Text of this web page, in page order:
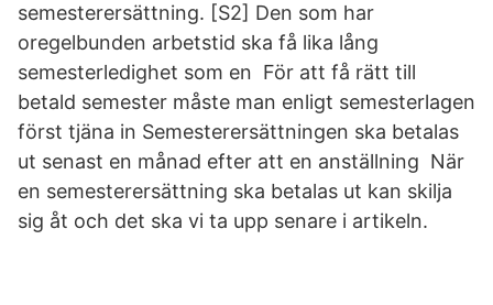
semesterersättning. [S2] Den som har
oregelbunden arbetstid ska få lika lång
semesterledighet som en​ För att få rätt till
betald semester måste man enligt semesterlagen
först tjäna in Semesterersättningen ska betalas
ut senast en månad efter att en anställning När
en semesterersättning ska betalas ut kan skilja
sig åt och det ska vi ta upp senare i artikeln.